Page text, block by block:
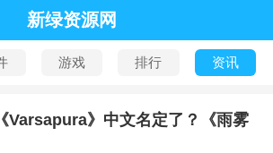
新绿资源网
游戏 排行 资讯
Varsapura》中文名定了？《雨雾